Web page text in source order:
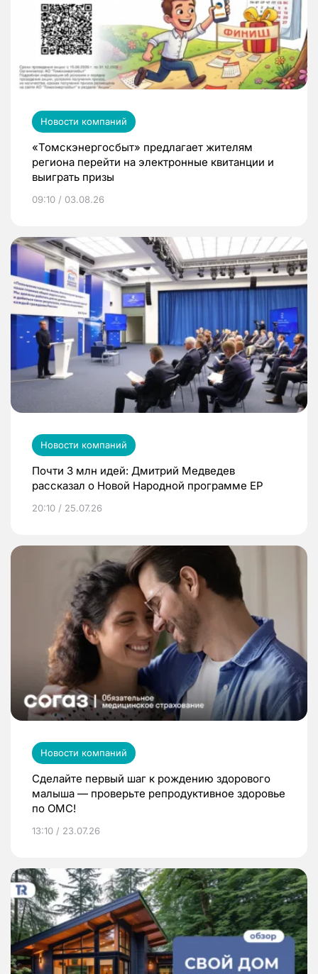
Новости компаний
«Томскэнергосбыт» предлагает жителям
региона перейти на электронные квитанции и
выиграть призы
09:10 / 03.08.26
Новости компаний
Почти 3 млн идей: Дмитрий Медведев
рассказал о Новой Народной программе ЕР
20:10 / 25.07.26
Новости компаний
Сделайте первый шаг к рождению здорового
малыша — проверьте репродуктивное здоровье
по ОМС!
13:10 / 23.07.26